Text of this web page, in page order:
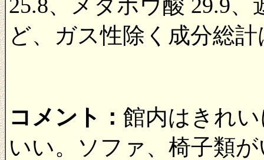
25.8、メタホウ酸 29.9、
ど、ガス性除く成分総
コメント： 館内はきれ
いい。ソファ、椅子類